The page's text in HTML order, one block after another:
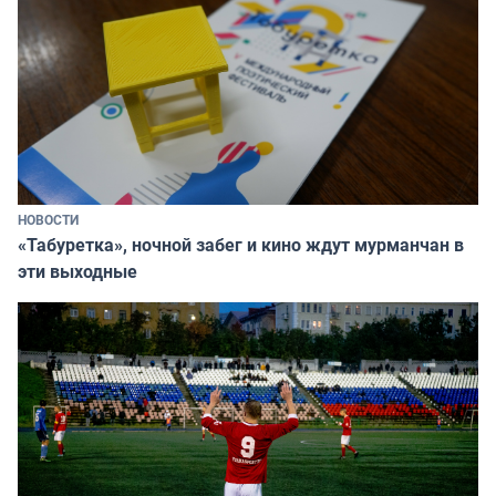
НОВОСТИ
«Табуретка», ночной забег и кино ждут мурманчан в
эти выходные